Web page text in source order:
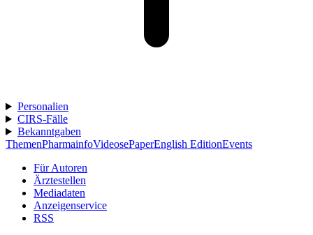
Personalien
CIRS-Fälle
Bekanntgaben
ThemenPharmainfoVideosePaperEnglish EditionEvents
Für Autoren
Ärztestellen
Mediadaten
Anzeigenservice
RSS